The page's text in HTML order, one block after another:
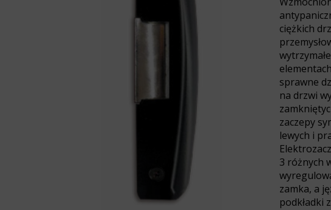
ciężkich
sprawne
na drzwi
zaczepy
lewych i
3 różnych
zamka, a
podkładki